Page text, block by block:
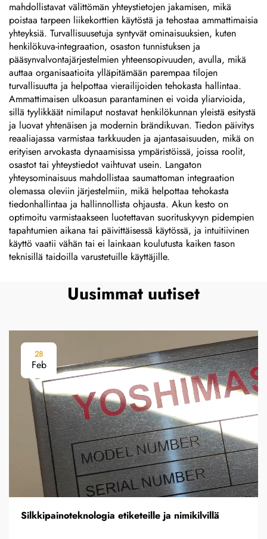
mahdollistavat välittömän yhteystietojen jakamisen, mikä
poistaa tarpeen liikekorttien käytöstä ja tehostaa ammattimaisia
yhteyksiä. Turvallisuusetuja syntyvät ominaisuuksien, kuten
henkilökuva-integraation, osaston tunnistuksen ja
pääsynvalvontajärjestelmien yhteensopivuuden, avulla, mikä
auttaa organisaatioita ylläpitämään parempaa tilojen
turvallisuutta ja helpottaa vierailijoiden tehokasta hallintaa.
Ammattimaisen ulkoasun parantaminen ei voida yliarvioida,
sillä tyylikkäät nimilaput nostavat henkilökunnan yleistä esitystä
ja luovat yhtenäisen ja modernin brändikuvan. Tiedon päivitys
reaaliajassa varmistaa tarkkuuden ja ajantasaisuuden, mikä on
erityisen arvokasta dynaamisissa ympäristöissä, joissa roolit,
osastot tai yhteystiedot vaihtuvat usein. Langaton
yhteysominaisuus mahdollistaa saumattoman integraation
olemassa oleviin järjestelmiin, mikä helpottaa tehokasta
tiedonhallintaa ja hallinnollista ohjausta. Akun kesto on
optimoitu varmistaakseen luotettavan suorituskyvyn pidempien
tapahtumien aikana tai päivittäisessä käytössä, ja intuitiivinen
käyttö vaatii vähän tai ei lainkaan koulutusta kaiken tason
teknisillä taidoilla varustetuille käyttäjille.
Uusimmat uutiset
28
Feb
Silkkipainoteknologia etiketeille ja nimikilvillä